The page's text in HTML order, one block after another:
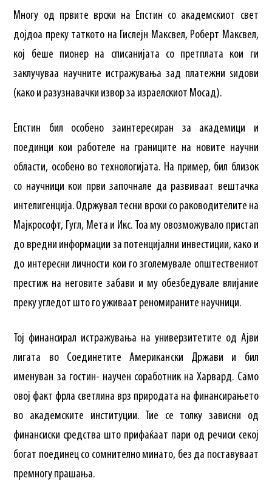
Многу од првите врски на Епстин со академскиот свет
дојдоа преку таткото на Гислејн Максвел, Роберт Максвел,
кој беше пионер на списанијата со претплата кои ги
заклучуваа научните истражувања зад платежни ѕидови
(како и разузнавачки извор за израелскиот Мосад).
Епстин бил особено заинтересиран за академици и
поединци кои работеле на границите на новите научни
области, особено во технологијата. На пример, бил близок
со научници кои први започнале да развиваат вештачка
интелигенција. Одржувал тесни врски со раководителите на
Мајкрософт, Гугл, Мета и Икс. Тоа му овозможувало пристап
до вредни информации за потенцијални инвестиции, како и
до интересни личности кои го зголемувале општествениот
престиж на неговите забави и му обезбедувале влијание
преку угледот што го уживаат реномираните научници.
Тој финансирал истражувања на универзитетите од Ајви
лигата во Соединетите Американски Држави и бил
именуван за гостин- научен соработник на Харвард. Само
овој факт фрла светлина врз природата на финансирањето
во академските институции. Тие се толку зависни од
финансиски средства што прифаќаат пари од речиси секој
богат поединец со сомнително минато, без да поставуваат
премногу прашања.